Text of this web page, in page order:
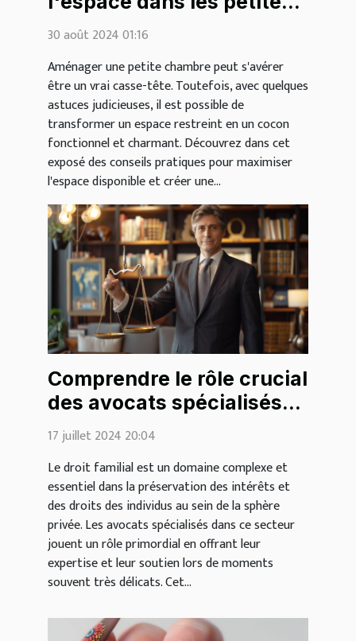
chambres
30 août 2024 01:16
Aménager une petite chambre peut s'avérer
être un vrai casse-tête. Toutefois, avec quelques
astuces judicieuses, il est possible de
transformer un espace restreint en un cocon
fonctionnel et charmant. Découvrez dans cet
exposé des conseils pratiques pour maximiser
l'espace disponible et créer une...
Comprendre le rôle crucial
des avocats spécialisés
en droit familial
17 juillet 2024 20:04
Le droit familial est un domaine complexe et
essentiel dans la préservation des intérêts et
des droits des individus au sein de la sphère
privée. Les avocats spécialisés dans ce secteur
jouent un rôle primordial en offrant leur
expertise et leur soutien lors de moments
souvent très délicats. Cet...